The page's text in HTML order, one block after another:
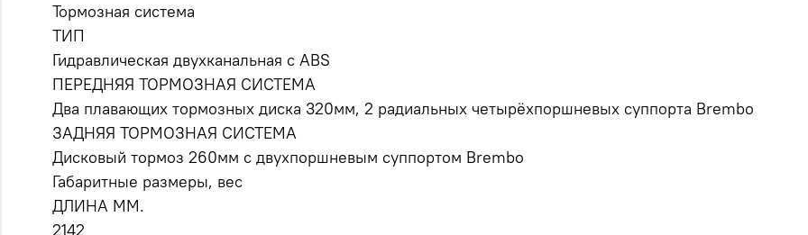
Тормозная система
ТИП
Гидравлическая двухканальная с ABS
ПЕРЕДНЯЯ ТОРМОЗНАЯ СИСТЕМА
Два плавающих тормозных диска 320мм, 2 радиальных четырёхпоршневых суппорта Brembo
ЗАДНЯЯ ТОРМОЗНАЯ СИСТЕМА
Дисковый тормоз 260мм с двухпоршневым суппортом Brembo
Габаритные размеры, вес
ДЛИНА ММ.
2142